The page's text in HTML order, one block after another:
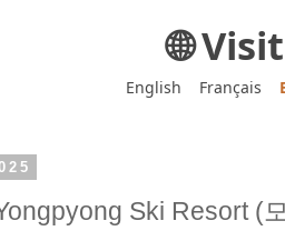
🌐
English Français
Ski Resort (